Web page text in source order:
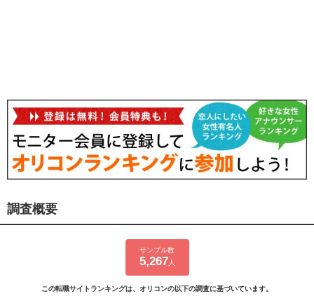
調査概要
サンプル数
5,267 人
この転職サイトランキングは、オリコンの以下の調査に基づいています。